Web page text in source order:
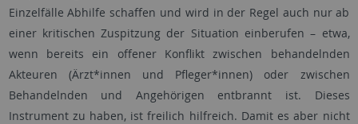
Einzelfälle Abhilfe schaffen und wird in der Regel auch nur ab
einer kritischen Zuspitzung der Situation einberufen – etwa,
wenn bereits ein offener Konflikt zwischen behandelnden
Akteuren (Ärzt*innen und Pfleger*innen) oder zwischen
Behandelnden und Angehörigen entbrannt ist. Dieses
Instrument zu haben, ist freilich hilfreich. Damit es aber nicht